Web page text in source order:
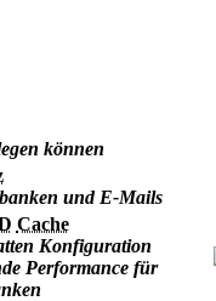
können
und E-Mails
Cache
Konfiguration
Performance für